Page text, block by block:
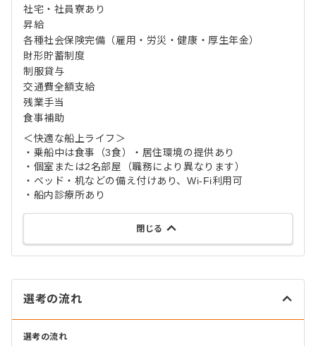
社宅・社員寮あり
昇給
各種社会保険完備（雇用・労災・健康・厚生年金）
財形貯蓄制度
制服貸与
交通費全額支給
残業手当
食事補助
＜快適な船上ライフ＞
・乗船中は食事（3食）・居住環境の提供あり
・個室または2名部屋（職務により異なります）
・ベッド・机などの備え付けあり、Wi-Fi利用可
・船内診療所あり
閉じる
選考の流れ
選考の流れ